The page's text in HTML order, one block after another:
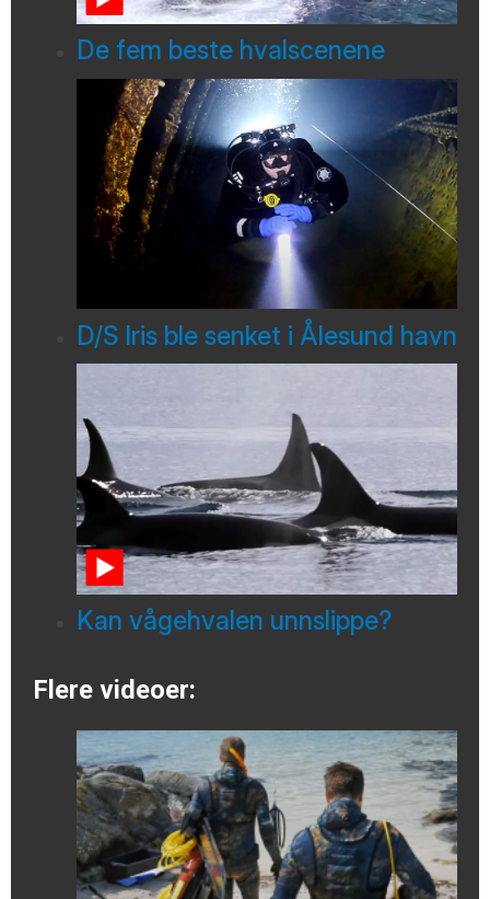
De fem beste hvalscenene
D/S Iris ble senket i Ålesund havn
Kan vågehvalen unnslippe?
Flere videoer: